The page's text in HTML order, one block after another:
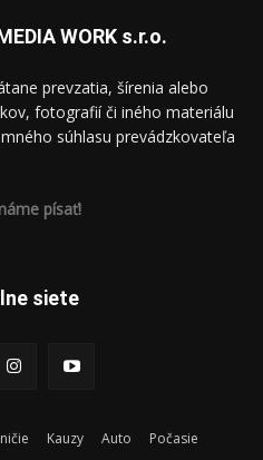
WORK s.r.o.
prevzatia, šírenia alebo
fotografií či iného materiálu
súhlasu prevádzkovateľa
písať!
siete
Kauzy Auto Počasie